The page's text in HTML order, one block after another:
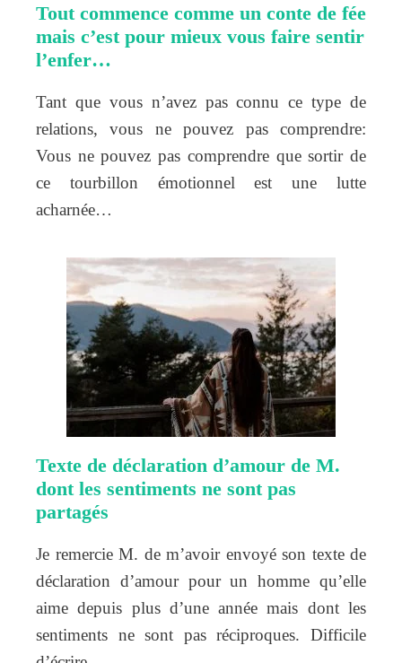
Tout commence comme un conte de fée
mais c’est pour mieux vous faire sentir
l’enfer…
Tant que vous n’avez pas connu ce type de
relations, vous ne pouvez pas comprendre:
Vous ne pouvez pas comprendre que sortir de
ce tourbillon émotionnel est une lutte
acharnée…
Texte de déclaration d’amour de M.
dont les sentiments ne sont pas
partagés
Je remercie M. de m’avoir envoyé son texte de
déclaration d’amour pour un homme qu’elle
aime depuis plus d’une année mais dont les
sentiments ne sont pas réciproques. Difficile